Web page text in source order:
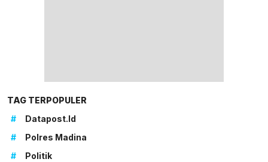
TAG TERPOPULER
#
Datapost.id
#
Polres Madina
#
Politik